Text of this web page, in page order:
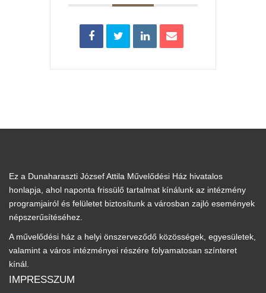
Ez a Dunaharaszti József Attila Művelődési Ház hivatalos
honlapja, ahol naponta frissülő tartalmat kínálunk az intézmény
programjairól és felületet biztosítunk a városban zajló események
népszerűsítéséhez.
A művelődési ház a helyi önszerveződő közösségek, egyesületek,
valamint a város intézményei részére folyamatosan színteret
kínál.
IMPRESSZUM